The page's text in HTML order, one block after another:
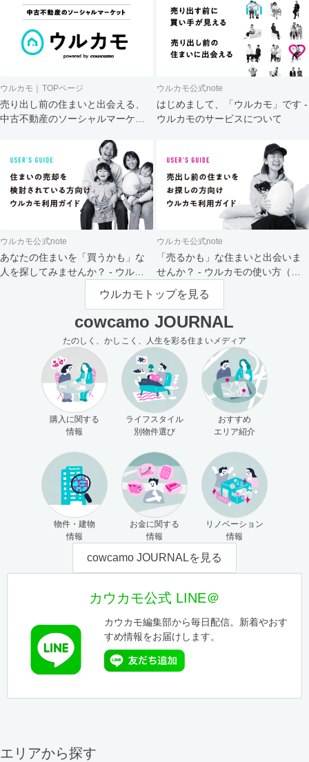
ウルカモ｜TOPページ
売り出し前の住まいと出会える、
中古不動産のソーシャルマーケッ
ウルカモ公式note
はじめまして、「ウルカモ」です -
ウルカモのサービスについて
ウルカモ公式note
あなたの住まいを「買うかも」な
人を探してみませんか？ - ウルカ
ウルカモ公式note
「売るかも」な住まいと出会いま
せんか？ - ウルカモの使い方（買
主さま向け）
ウルカモトップを見る
cowcamo JOURNAL
たのしく、かしこく、人生を彩る住まいメディア
購入に関する
情報
ライフスタイル
別物件選び
おすすめ
エリア紹介
物件・建物
情報
お金に関する
情報
リノベーション
情報
cowcamo JOURNALを見る
カウカモ公式 LINE＠
カウカモ編集部から毎日配信。新着やおす
すめ情報をお届けします。
エリアから探す